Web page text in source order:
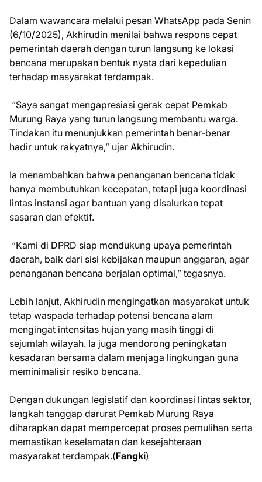
Dalam wawancara melalui pesan WhatsApp pada Senin
(6/10/2025), Akhirudin menilai bahwa respons cepat
pemerintah daerah dengan turun langsung ke lokasi
bencana merupakan bentuk nyata dari kepedulian
terhadap masyarakat terdampak.
“Saya sangat mengapresiasi gerak cepat Pemkab
Murung Raya yang turun langsung membantu warga.
Tindakan itu menunjukkan pemerintah benar-benar
hadir untuk rakyatnya,” ujar Akhirudin.
Ia menambahkan bahwa penanganan bencana tidak
hanya membutuhkan kecepatan, tetapi juga koordinasi
lintas instansi agar bantuan yang disalurkan tepat
sasaran dan efektif.
“Kami di DPRD siap mendukung upaya pemerintah
daerah, baik dari sisi kebijakan maupun anggaran, agar
penanganan bencana berjalan optimal,” tegasnya.
Lebih lanjut, Akhirudin mengingatkan masyarakat untuk
tetap waspada terhadap potensi bencana alam
mengingat intensitas hujan yang masih tinggi di
sejumlah wilayah. Ia juga mendorong peningkatan
kesadaran bersama dalam menjaga lingkungan guna
meminimalisir resiko bencana.
Dengan dukungan legislatif dan koordinasi lintas sektor,
langkah tanggap darurat Pemkab Murung Raya
diharapkan dapat mempercepat proses pemulihan serta
memastikan keselamatan dan kesejahteraan
masyarakat terdampak.(Fangki)